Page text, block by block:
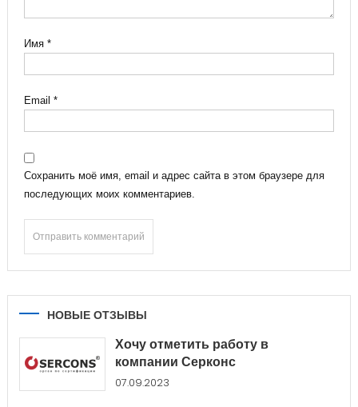
Имя *
Email *
Сохранить моё имя, email и адрес сайта в этом браузере для
последующих моих комментариев.
НОВЫЕ ОТЗЫВЫ
Хочу отметить работу в
компании Серконс
07.09.2023